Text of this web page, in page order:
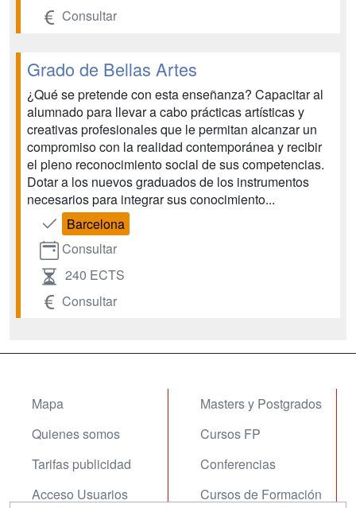
Consultar
Grado de Bellas Artes
¿Qué se pretende con esta enseñanza? Capacitar al
alumnado para llevar a cabo prácticas artísticas y
creativas profesionales que le permitan alcanzar un
compromiso con la realidad contemporánea y recibir
el pleno reconocimiento social de sus competencias.
Dotar a los nuevos graduados de los instrumentos
necesarios para integrar sus conocimiento...
Barcelona
Consultar
240 ECTS
Consultar
Mapa
Quienes somos
Tarifas publicidad
Acceso Usuarios
Masters y Postgrados
Cursos FP
Conferencias
Cursos de Formación